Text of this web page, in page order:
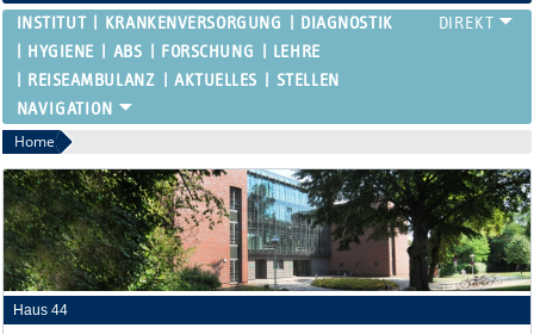
INSTITUT KRANKENVERSORGUNG
DIAGNOSTIK
HYGIENE
ABS FORSCHUNG
LEHRE
REISEAMBULANZ
AKTUELLES STELLEN
Home
Haus 44